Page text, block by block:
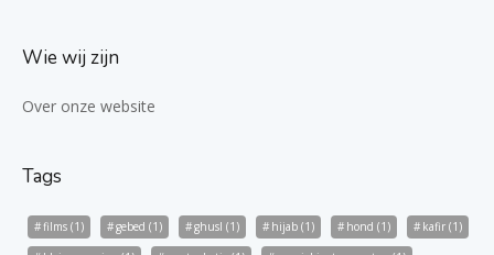
Wie wij zijn
Over onze website
Tags
films (1) gebed (1) ghusl (1) hijab (1) hond (1) kafir (1)